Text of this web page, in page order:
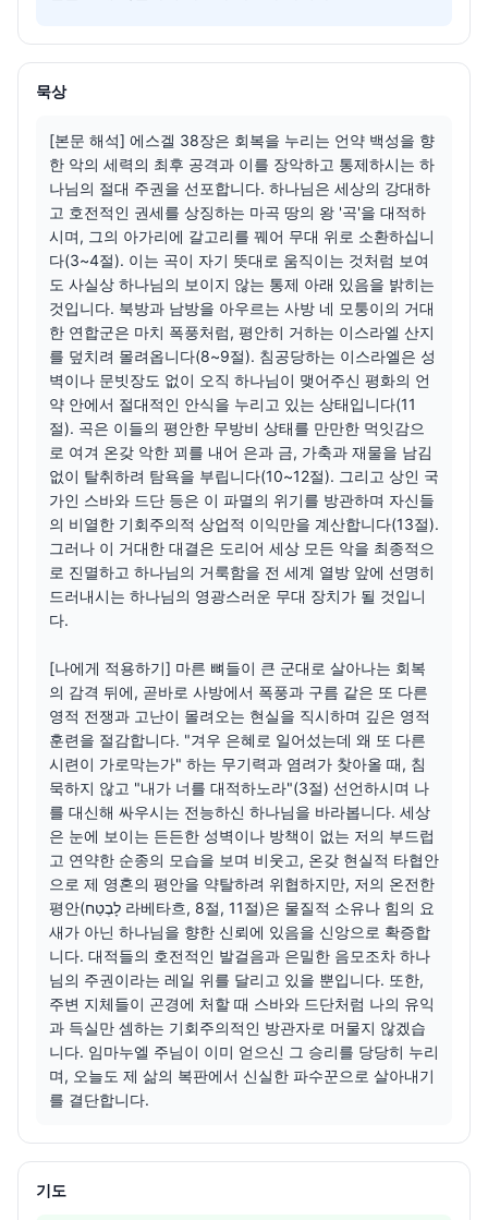
묵상
[본문 해석] 에스겔 38장은 회복을 누리는 언약 백성을 향
한 악의 세력의 최후 공격과 이를 장악하고 통제하시는 하
나님의 절대 주권을 선포합니다. 하나님은 세상의 강대하
고 호전적인 권세를 상징하는 마곡 땅의 왕 '곡'을 대적하
시며, 그의 아가리에 갈고리를 꿰어 무대 위로 소환하십니
다(3~4절). 이는 곡이 자기 뜻대로 움직이는 것처럼 보여
도 사실상 하나님의 보이지 않는 통제 아래 있음을 밝히는
것입니다. 북방과 남방을 아우르는 사방 네 모퉁이의 거대
한 연합군은 마치 폭풍처럼, 평안히 거하는 이스라엘 산지
를 덮치려 몰려옵니다(8~9절). 침공당하는 이스라엘은 성
벽이나 문빗장도 없이 오직 하나님이 맺어주신 평화의 언
약 안에서 절대적인 안식을 누리고 있는 상태입니다(11
절). 곡은 이들의 평안한 무방비 상태를 만만한 먹잇감으
로 여겨 온갖 악한 꾀를 내어 은과 금, 가축과 재물을 남김
없이 탈취하려 탐욕을 부립니다(10~12절). 그리고 상인 국
가인 스바와 드단 등은 이 파멸의 위기를 방관하며 자신들
의 비열한 기회주의적 상업적 이익만을 계산합니다(13절).
그러나 이 거대한 대결은 도리어 세상 모든 악을 최종적으
로 진멸하고 하나님의 거룩함을 전 세계 열방 앞에 선명히
드러내시는 하나님의 영광스러운 무대 장치가 될 것입니
다.
[나에게 적용하기] 마른 뼈들이 큰 군대로 살아나는 회복
의 감격 뒤에, 곧바로 사방에서 폭풍과 구름 같은 또 다른
영적 전쟁과 고난이 몰려오는 현실을 직시하며 깊은 영적
훈련을 절감합니다. "겨우 은혜로 일어섰는데 왜 또 다른
시련이 가로막는가" 하는 무기력과 염려가 찾아올 때, 침
묵하지 않고 "내가 너를 대적하노라"(3절) 선언하시며 나
를 대신해 싸우시는 전능하신 하나님을 바라봅니다. 세상
은 눈에 보이는 든든한 성벽이나 방책이 없는 저의 부드럽
고 연약한 순종의 모습을 보며 비웃고, 온갖 현실적 타협안
으로 제 영혼의 평안을 약탈하려 위협하지만, 저의 온전한
평안(לָבֶטַח 라베타흐, 8절, 11절)은 물질적 소유나 힘의 요
새가 아닌 하나님을 향한 신뢰에 있음을 신앙으로 확증합
니다. 대적들의 호전적인 발걸음과 은밀한 음모조차 하나
님의 주권이라는 레일 위를 달리고 있을 뿐입니다. 또한,
주변 지체들이 곤경에 처할 때 스바와 드단처럼 나의 유익
과 득실만 셈하는 기회주의적인 방관자로 머물지 않겠습
니다. 임마누엘 주님이 이미 얻으신 그 승리를 당당히 누리
며, 오늘도 제 삶의 복판에서 신실한 파수꾼으로 살아내기
를 결단합니다.
기도